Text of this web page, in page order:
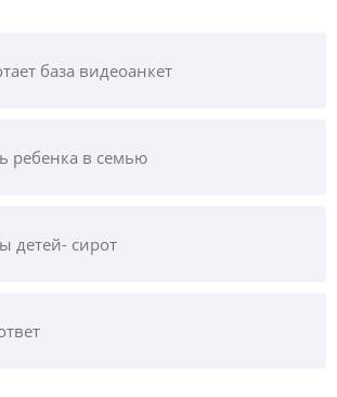
база видеоанкет
ребенка в семью
детей- сирот